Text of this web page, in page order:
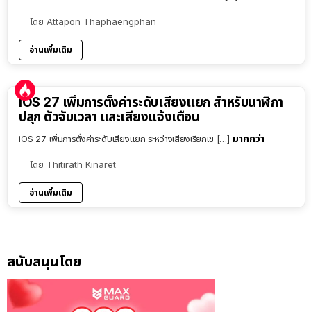
โดย Attapon Thaphaengphan
อ่านเพิ่มเติม
iOS 27 เพิ่มการตั้งค่าระดับเสียงแยก สำหรับนาฬิกา
ปลุก ตัวจับเวลา และเสียงแจ้งเตือน
iOS 27 เพิ่มการตั้งค่าระดับเสียงแยก ระหว่างเสียงเรียกเข […] มากกว่า
โดย Thitirath Kinaret
อ่านเพิ่มเติม
สนับสนุนโดย